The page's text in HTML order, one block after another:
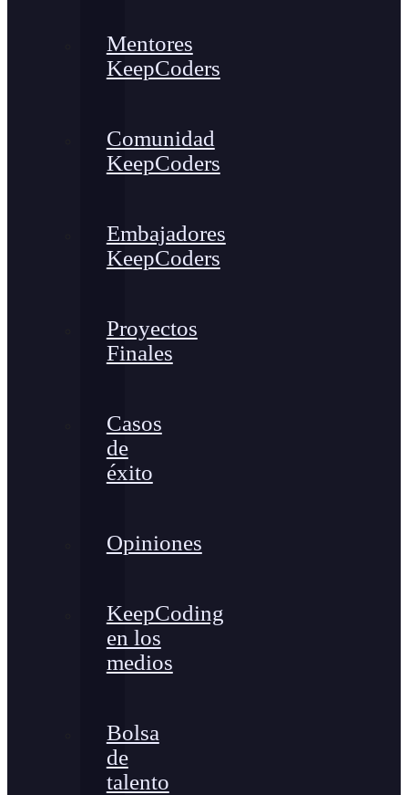
Mentores
KeepCoders
Comunidad
KeepCoders
Embajadores
KeepCoders
Proyectos
Finales
Casos
de
éxito
Opiniones
KeepCoding
en los
medios
Bolsa
de
talento